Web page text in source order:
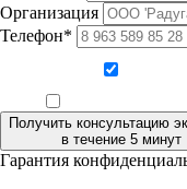
Организация
Телефон*
Получить консультацию
в течение 5 минут
Гарантия